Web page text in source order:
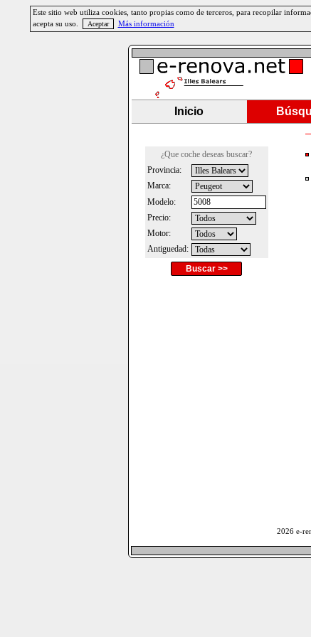
Este sitio web utiliza cookies, tanto propias como de terceros, para recopilar
acepta su uso.
Más información
Inicio
¿Que coche deseas buscar?
Provincia:
Marca:
Modelo:
Precio:
Motor:
Antiguedad:
Buscar >>
2026 e-